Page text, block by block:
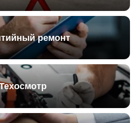
ремонт